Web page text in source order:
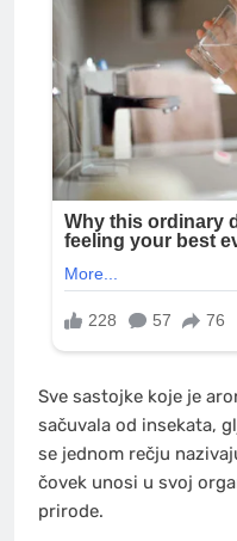
Sve sastojke koje je
sačuvala od insekata,
se jednom rečju
čovek unosi u svoj
prirode.